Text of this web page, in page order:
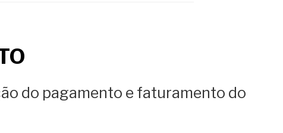
do pagamento e faturamento do